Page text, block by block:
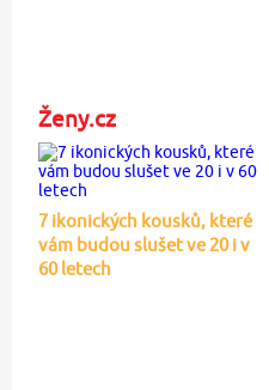
Ženy.cz
7 ikonických kousků, které
vám budou slušet ve 20 i v
60 letech